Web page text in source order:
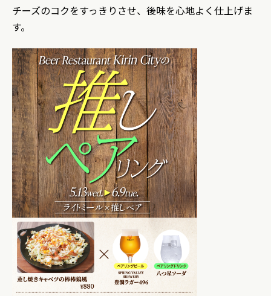
チーズのコクをすっきりさせ、後味を心地よく仕上げま
す。